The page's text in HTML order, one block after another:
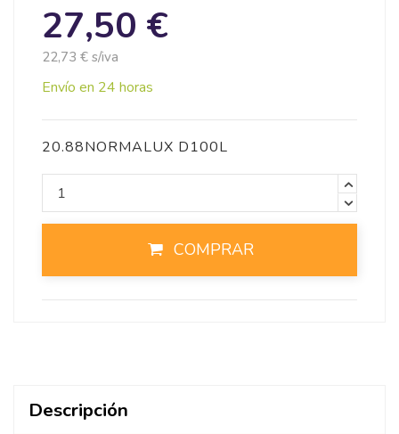
27,50 €
22,73 € s/iva
Envío en 24 horas
20.88NORMALUX D100L
COMPRAR
Descripción